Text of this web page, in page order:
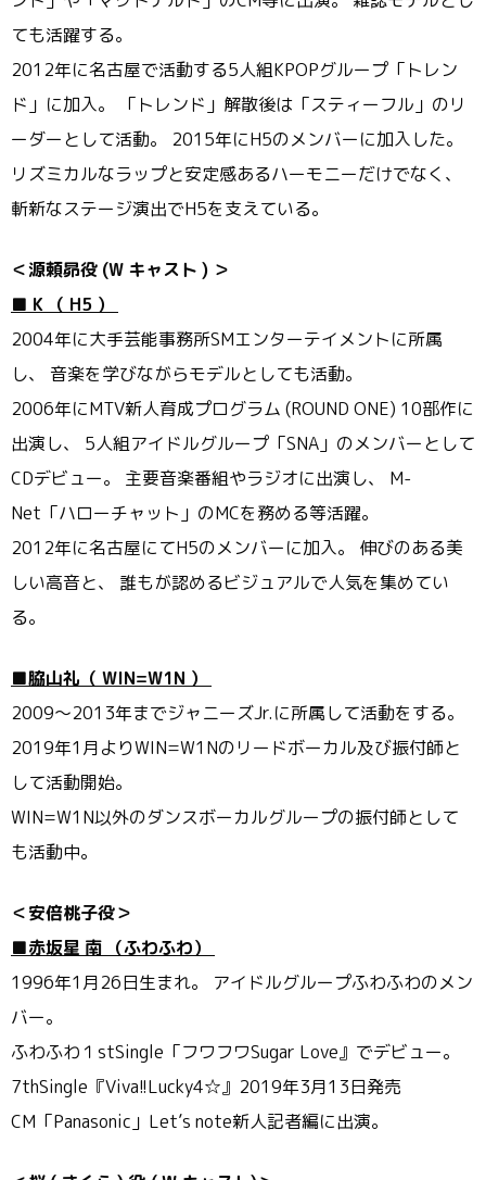
ても活躍する。
2012年に名古屋で活動する5人組KPOPグループ「 トレン
ド」に加入。 「トレンド」解散後は「スティーフル」のリ
ーダーとして活動。 2015年にH5のメンバーに加入した。
リズミカルなラップと安定感あるハーモニーだけでなく、
斬新なステージ演出でH5を支えている。
＜源頼昴役 (W キャスト ) ＞
■ K （ H5 ）
2004年に大手芸能事務所SMエンターテイメントに所属
し、 音楽を学びながらモデルとしても活動。
2006年にMTV新人育成プログラム (ROUND ONE) 10部作に
出演し、 5人組アイドルグループ「SNA」 のメンバーとして
CDデビュー。 主要音楽番組やラジオに出演し、 M-
Net「ハローチャット」のMCを務める等活躍。
2012年に名古屋にてH5のメンバーに加入。 伸びのある美
しい高音と、 誰もが認めるビジュアルで人気を集めてい
る。
■脇山礼（ WIN=W1N ）
2009～2013年までジャニーズJr.に所属して活動をする。
2019年1月よりWIN=W1Nのリードボーカル及び振付師と
して活動開始。
WIN=W1N以外のダンスボーカルグループの振付師として
も活動中。
＜安倍桃子役＞
■赤坂星 南 （ふわふわ）
1996年1月26日生まれ。 アイドルグループふわふわのメン
バー。
ふわふわ１stSingle「フワフワSugar Love』でデビュー。
7thSingle『Viva!!Lucky4☆』 2019年3月13日発売
CM「Panasonic」Let’s note新人記者編に出演。